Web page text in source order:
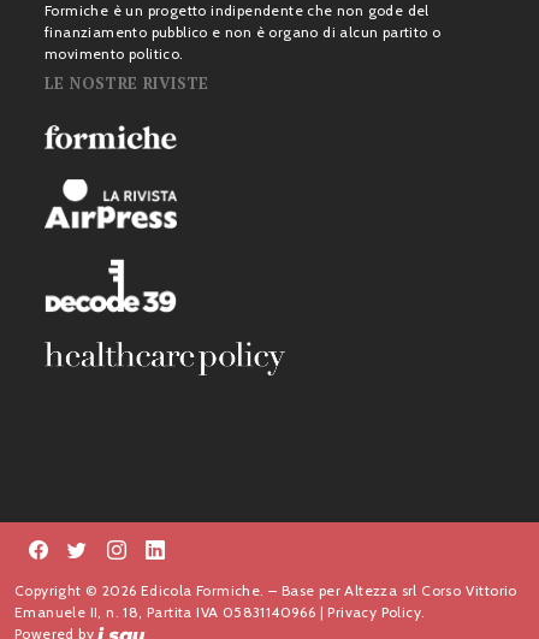
Formiche è un progetto indipendente che non gode del
finanziamento pubblico e non è organo di alcun partito o
movimento politico.
LE NOSTRE RIVISTE
Copyright © 2026 Edicola Formiche. – Base per Altezza srl Corso Vittorio
Emanuele II, n. 18, Partita IVA 05831140966 |Privacy Policy.
Powered by